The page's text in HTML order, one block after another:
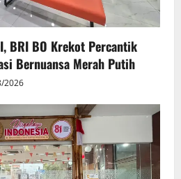
BRI BO Krekot Percantik
Bernuansa Merah Putih
2026